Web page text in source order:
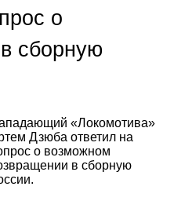
о
сборную
«Локомотива»
Дзюба ответил на
о возможном
в сборную